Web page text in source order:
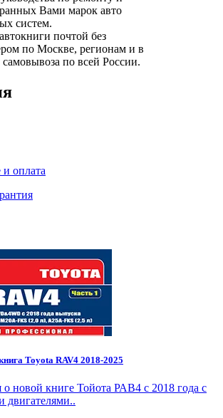
Вами марок авто
систем.
почтой без
по Москве, регионам и в
по всей России.
оплата
Toyota RAV4 2018-2025
новой книге Тойота РАВ4 с 2018 года с
двигателями..